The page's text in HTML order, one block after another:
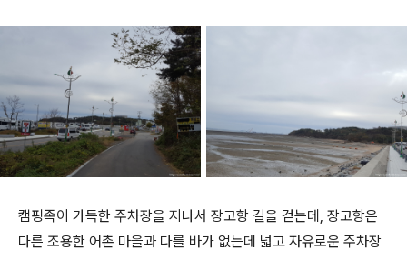
캠핑족이 가득한 주차장을 지나서 장고항 길을 걷는데, 장고항은
다른 조용한 어촌 마을과 다를 바가 없는데 넓고 자유로운 주차장